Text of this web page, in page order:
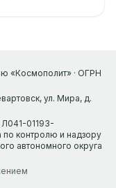
«Космополит» · ОГРН
ул. Мира, д.
01193-
контролю и надзору
автономного округа